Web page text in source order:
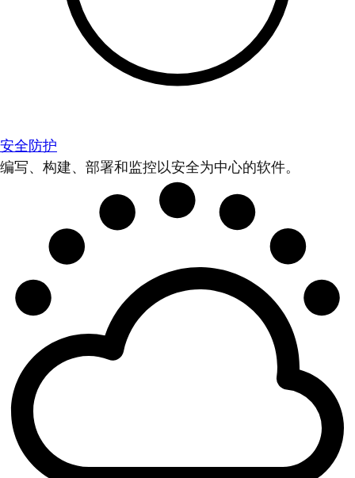
安全防护
编写、构建、部署和监控以安全为中心的软件。